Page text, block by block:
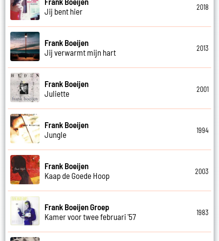
Jij bent hier
2018
Frank Boeijen
Jij verwarmt mijn hart
2013
Frank Boeijen
Juliette
2001
Frank Boeijen
Jungle
1994
Frank Boeijen
Kaap de Goede Hoop
2003
Frank Boeijen Groep
Kamer voor twee februari '57
1983